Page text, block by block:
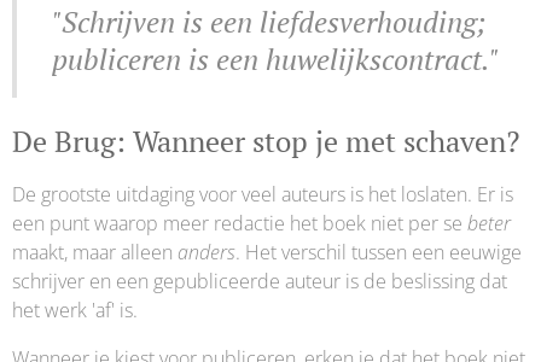
"Schrijven is een liefdesverhouding;
publiceren is een huwelijkscontract."
De Brug: Wanneer stop je met schaven?
De grootste uitdaging voor veel auteurs is het loslaten. Er is
een punt waarop meer redactie het boek niet per se beter
maakt, maar alleen anders. Het verschil tussen een eeuwige
schrijver en een gepubliceerde auteur is de beslissing dat
het werk 'af' is.